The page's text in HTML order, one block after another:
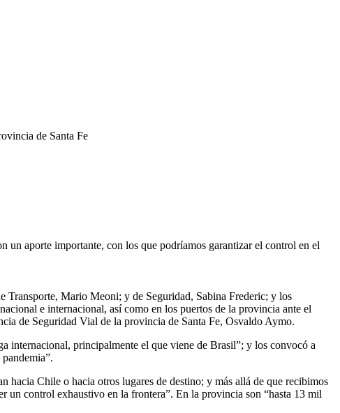
de Santa Fe
un aporte importante, con los que podríamos garantizar el control en el
Transporte, Mario Meoni; y de Seguridad, Sabina Frederic; y los
e internacional, así como en los puertos de la provincia ante el
de Seguridad Vial de la provincia de Santa Fe, Osvaldo Aymo.
internacional, principalmente el que viene de Brasil”; y los convocó a
hacia Chile o hacia otros lugares de destino; y más allá de que recibimos
un control exhaustivo en la frontera”. En la provincia son “hasta 13 mil